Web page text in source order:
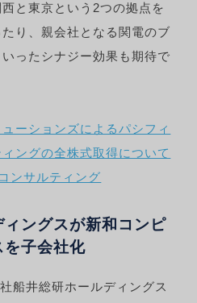
と東京という2つの拠点を
り、親会社となる関電のブ
ったシナジー効果も期待で
ーションズによるパシフィ
ングの全株式取得について
ンサルティング
ングスが新和コンピ
を子会社化
船井総研ホールディングス